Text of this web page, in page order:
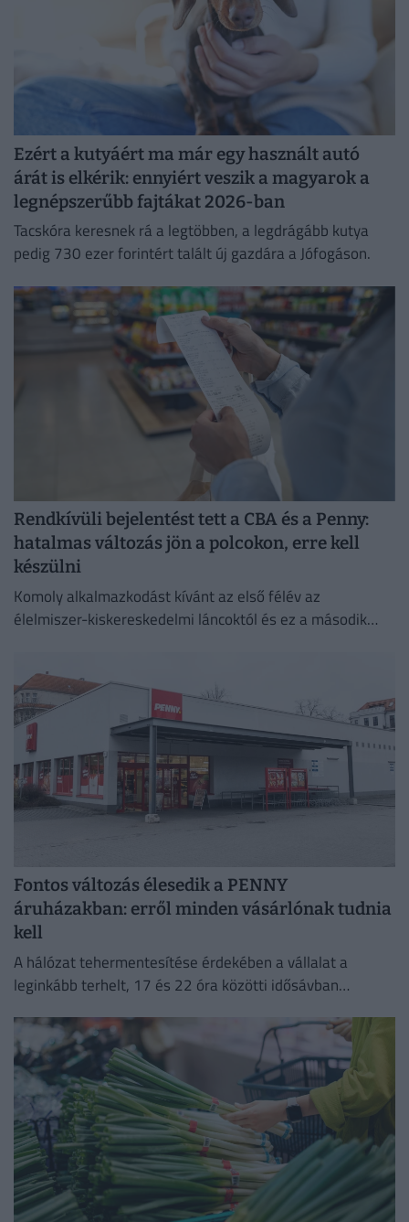
Ezért a kutyáért ma már egy használt autó
árát is elkérik: ennyiért veszik a magyarok a
legnépszerűbb fajtákat 2026-ban
Tacskóra keresnek rá a legtöbben, a legdrágább kutya
pedig 730 ezer forintért talált új gazdára a Jófogáson.
Rendkívüli bejelentést tett a CBA és a Penny:
hatalmas változás jön a polcokon, erre kell
készülni
Komoly alkalmazkodást kívánt az első félév az
élelmiszer-kiskereskedelmi láncoktól és ez a második
Fontos változás élesedik a PENNY
áruházakban: erről minden vásárlónak tudnia
kell
A hálózat tehermentesítése érdekében a vállalat a
leginkább terhelt, 17 és 22 óra közötti idősávban